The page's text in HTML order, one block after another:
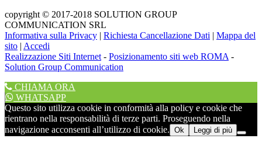
copyright © 2017-2018 SOLUTION GROUP
COMMUNICATION SRL
Informativa sulla Privacy | Richiesta Cancellazione Dati | Mappa del
sito | Accedi
Realizzazione Siti Internet - Posizionamento siti web ROMA -
Solution Group Communication
CHIAMA ORA
WHATSAPP
Questo sito utilizza cookie in conformità alla policy e cookie che
rientrano nella responsabilità di terze parti. Proseguendo nella
navigazione acconsenti all’utilizzo di cookie. Ok Leggi di più